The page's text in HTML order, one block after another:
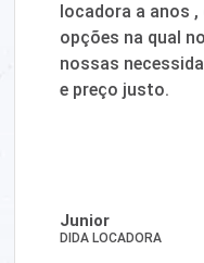
locadora a anos
opções na qual
nossas
e preço justo.
Junior
DIDA LOCADORA